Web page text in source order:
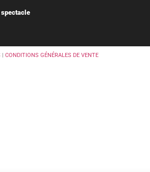
| CONDITIONS GÉNÉRALES DE VENTE